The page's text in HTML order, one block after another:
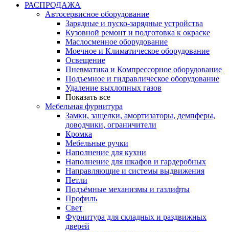
РАСПРОДАЖА
Автосервисное оборудование
Зарядные и пуско-зарядные устройства
Кузовной ремонт и подготовка к окраске
Маслосменное оборудование
Моечное и Климатическое оборудование
Освещение
Пневматика и Компрессорное оборудование
Подъемное и гидравлическое оборудование
Удаление выхлопных газов
Показать все
Мебельная фурнитура
Замки, защелки, амортизаторы, демпферы,
доводчики, ограничители
Кромка
Мебельные ручки
Наполнение для кухни
Наполнение для шкафов и гардеробных
Направляющие и системы выдвижения
Петли
Подъёмные механизмы и газлифты
Профиль
Свет
Фурнитура для складных и раздвижных
дверей